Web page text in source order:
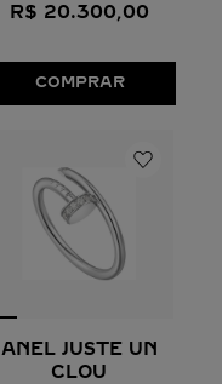
R$ 20.300,00
COMPRAR
ANEL JUSTE UN
CLOU